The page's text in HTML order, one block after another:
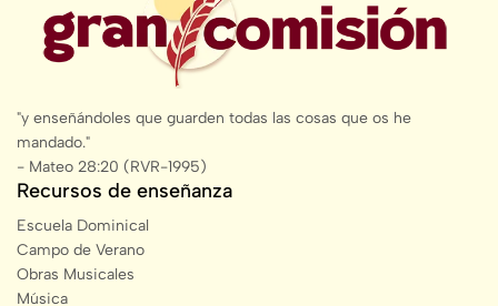
"y enseñándoles que guarden todas las cosas que os he
mandado."
- Mateo 28:20 (RVR-1995)
Recursos de enseñanza
Escuela Dominical
Campo de Verano
Obras Musicales
Música